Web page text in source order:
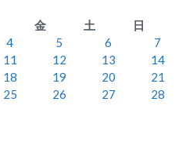
金 土
日
4 5 6
7
11 12 13
14
18 19 20
21
25 26 27
28